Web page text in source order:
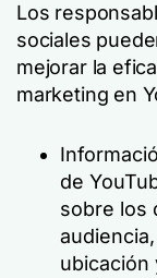
Los
sociales
mejorar la
marketing en
de
sobre los
ubicación